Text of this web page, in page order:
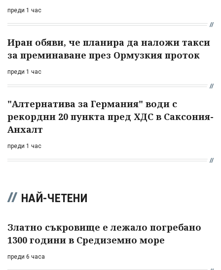
преди 1 час
Иран обяви, че планира да наложи такси
за преминаване през Ормузкия проток
преди 1 час
"Алтернатива за Германия" води с
рекордни 20 пункта пред ХДС в Саксония-
Анхалт
преди 1 час
НАЙ-ЧЕТЕНИ
Златно съкровище е лежало погребано
1300 години в Средиземно море
преди 6 часа